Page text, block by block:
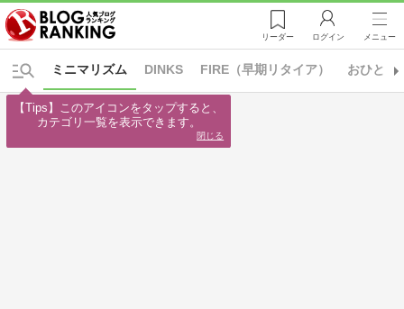
リーダー ログイン メニュー
DINKS FIRE（早期リタイア） おひとり
ミニマリズム
【Tips】このアイコンをタップすると、
カテゴリ一覧を表示できます。
閉じる